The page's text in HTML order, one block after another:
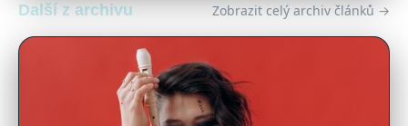
Další z archivu Zobrazit celý archiv článků →